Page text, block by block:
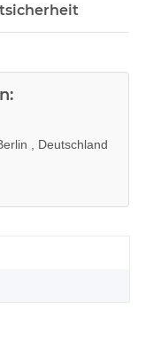
, Deutschland